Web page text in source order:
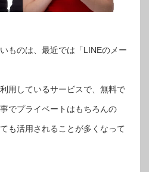
ものは、最近では「LINEのメー
用しているサービスで、無料で
でプライベートはもちろんの
も活用されることが多くなって